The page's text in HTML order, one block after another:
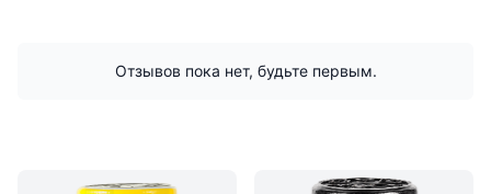
Отзывов пока нет, будьте первым.